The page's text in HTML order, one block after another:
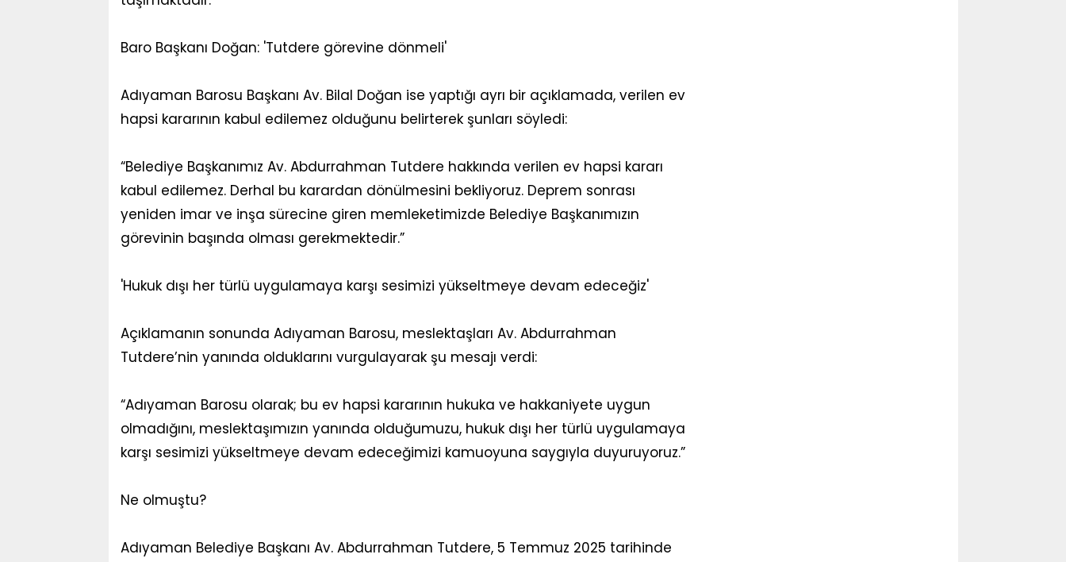
Baro Başkanı Doğan: 'Tutdere görevine dönmeli'
Adıyaman Barosu Başkanı Av. Bilal Doğan ise yaptığı ayrı bir açıklamada, verilen ev
hapsi kararının kabul edilemez olduğunu belirterek şunları söyledi:
“Belediye Başkanımız Av. Abdurrahman Tutdere hakkında verilen ev hapsi kararı
kabul edilemez. Derhal bu karardan dönülmesini bekliyoruz. Deprem sonrası
yeniden imar ve inşa sürecine giren memleketimizde Belediye Başkanımızın
görevinin başında olması gerekmektedir.”
'Hukuk dışı her türlü uygulamaya karşı sesimizi yükseltmeye devam edeceğiz'
Açıklamanın sonunda Adıyaman Barosu, meslektaşları Av. Abdurrahman
Tutdere’nin yanında olduklarını vurgulayarak şu mesajı verdi:
“Adıyaman Barosu olarak; bu ev hapsi kararının hukuka ve hakkaniyete uygun
olmadığını, meslektaşımızın yanında olduğumuzu, hukuk dışı her türlü uygulamaya
karşı sesimizi yükseltmeye devam edeceğimizi kamuoyuna saygıyla duyuruyoruz.”
Ne olmuştu?
Adıyaman Belediye Başkanı Av. Abdurrahman Tutdere, 5 Temmuz 2025 tarihinde